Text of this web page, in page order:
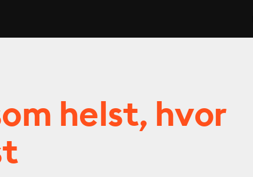
helst, hvor